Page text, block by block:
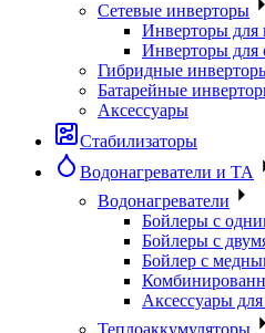
Сетевые инверторы
Инверторы для
Инверторы для
Гибридные
Батарейные
Аксессуары
Стабилизаторы
Водонагреватели и ТА
Водонагреватели
Бойлеры с
Бойлеры с
Бойлер с
Аксессуары
Теплоаккумуляторы